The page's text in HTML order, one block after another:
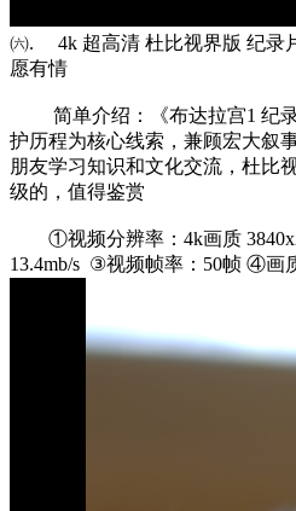
㈥. 4k 超高清 杜比视界版 纪录
愿有情
简单介绍：《布达拉宫1 纪录
护历程为核心线索，兼顾宏大叙
朋友学习知识和文化交流，杜比
级的，值得鉴赏
①视频分辨率：4k画质
13.4mb/s ③视频帧率：50帧 ④画